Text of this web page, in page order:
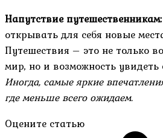
Напутствие путешественникам:
открывать для себя новые
Путешествия – это не только
мир, но и возможность увидеть
Иногда, самые яркие
где меньше всего ожидаем.
Оцените статью